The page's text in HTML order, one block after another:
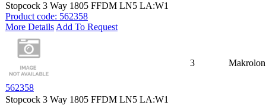
Stopcock 3 Way 1805 FFDM LN5 LA:W1
Product code: 562358
More Details Add To Request
562358
3
Stopcock 3 Way 1805 FFDM LN5 LA:W1